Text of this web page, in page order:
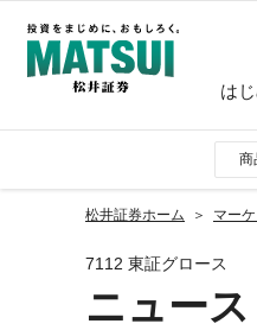
は
商
松井証券ホーム マー
7112 東証グロース
ニュース